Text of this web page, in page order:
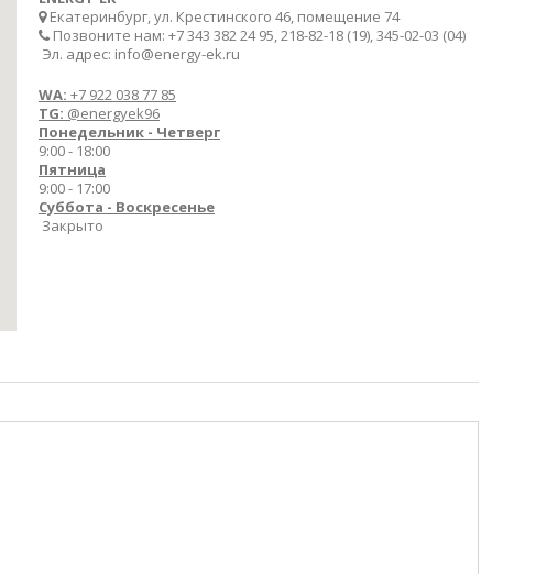
Екатеринбург, ул. Крестинского 46, помещение 74
Позвоните нам: +7 343 382 24 95, 218-82-18 (19), 345-02-03 (04)
Эл. адрес: info@energy-ek.ru
WA: +7 922 038 77 85
TG: @energyek96
Понедельник - Четверг
9:00 - 18:00
Пятница
9:00 - 17:00
Суббота - Воскресенье
Закрыто